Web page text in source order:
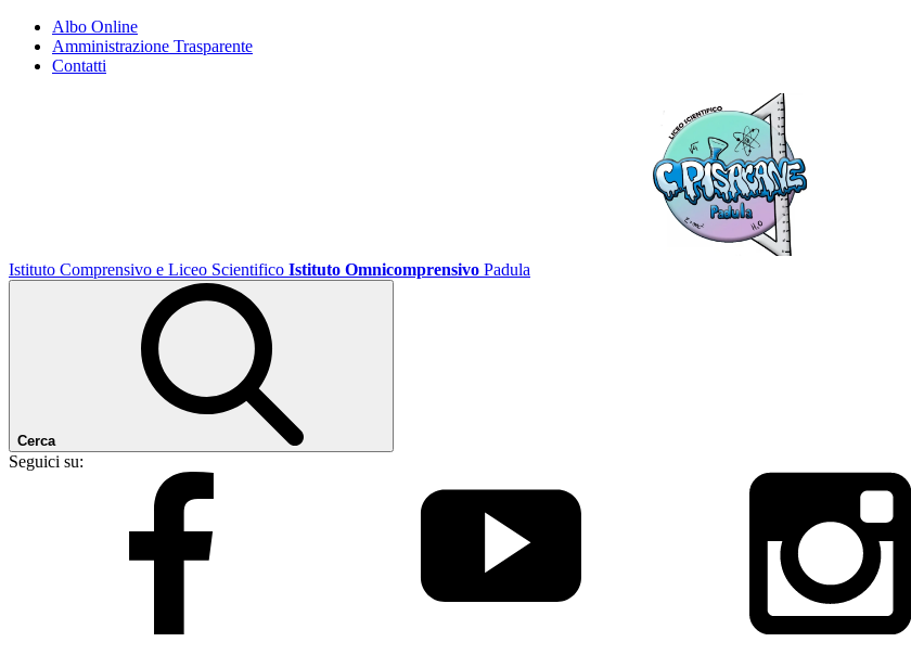
Albo Online
Amministrazione Trasparente
Contatti
Istituto Comprensivo e Liceo Scientifico Istituto Omnicomprensivo Padula
Cerca
Seguici su: